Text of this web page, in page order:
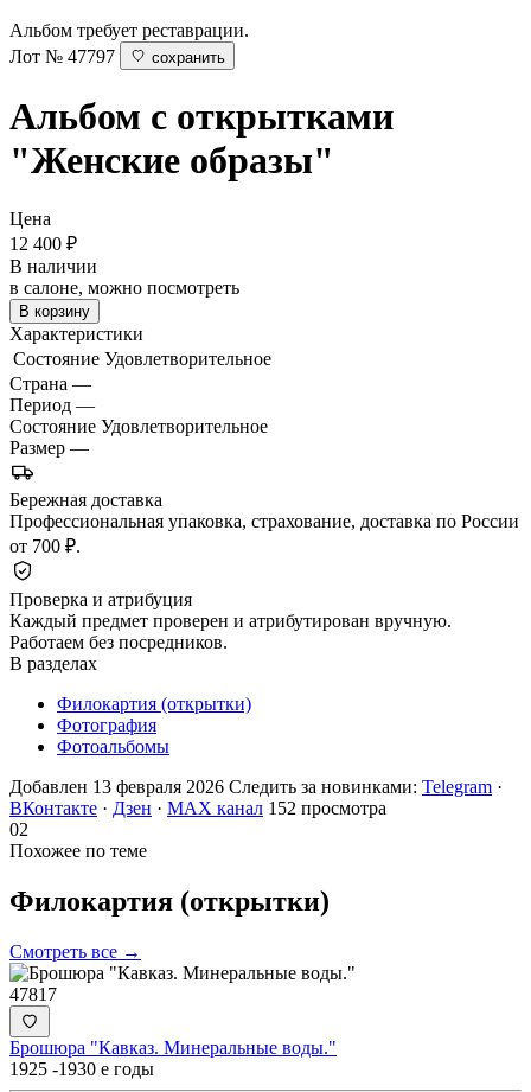
Альбом требует реставрации.
Лот № 47797
сохранить
Альбом с открытками
"Женские образы"
Цена
12 400 ₽
В наличии
в салоне, можно посмотреть
В корзину
Характеристики
Состояние Удовлетворительное
Страна —
Период —
Состояние Удовлетворительное
Размер —
Бережная доставка
Профессиональная упаковка, страхование, доставка по России
от 700 ₽.
Проверка и атрибуция
Каждый предмет проверен и атрибутирован вручную.
Работаем без посредников.
В разделах
Филокартия (открытки)
Фотография
Фотоальбомы
Добавлен 13 февраля 2026 Следить за новинками: Telegram ·
ВКонтакте · Дзен · MAX канал 152 просмотра
02
Похожее по теме
Филокартия (открытки)
Смотреть все →
47817
Брошюра "Кавказ. Минеральные воды."
1925 -1930 е годы